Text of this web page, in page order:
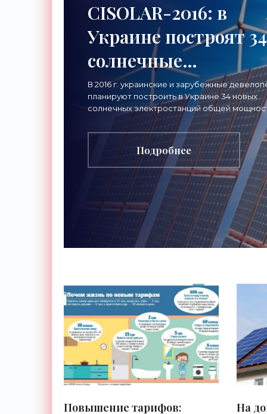
CISOLAR-2016: в
Украине построят 34
солнечные
электростанции
мощностью 120
«Новости
Электроники»
В 2016 г. украинские и зарубежные
планируют построить в Украине 34 новых
солнечных электростанций общей
более 120 МВт. Такой прогноз развития
нынешнем году
Подробнее
Повышение тарифов:
На